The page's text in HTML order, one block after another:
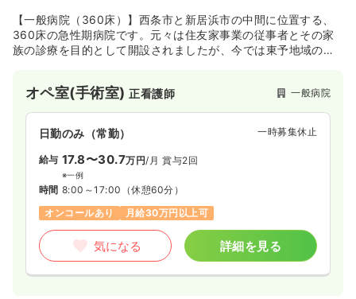
【一般病院（360床）】西条市と新居浜市の中間に位置する、
360床の急性期病院です。元々は住友家事業の従事者とその家
族の診療を目的として開設されましたが、今では東予地域の基
オペ室(手術室)正看護師 一般病院
日勤のみ（常勤） 一時募集休止
給与 17.8〜30.7万円/月 賞与2回
※一例
時間 8:00～17:00 （休憩60分）
オンコールあり
月給30万円以上可
気になる 詳細を見る